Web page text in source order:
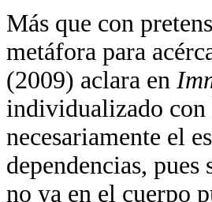
Más que con
metáfora para
(2009) aclara en
individualizado
necesariamente el
dependencias,
no ya en el cuerpo